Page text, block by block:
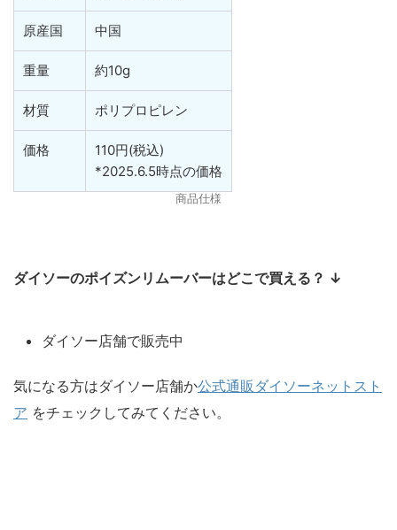
原産国 中国
重量 約10g
材質 ポリプロピレン
価格
110円(税込)
*2025.6.5時点の価格
商品仕様
ダイソーのポイズンリムーバーはどこで買える？ ↓
ダイソー店舗で販売中
気になる方はダイソー店舗か公式通販ダイソーネットスト
ア をチェックしてみてください。